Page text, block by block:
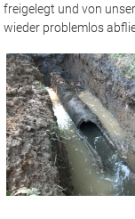
freigelegt und von
wieder problemlos